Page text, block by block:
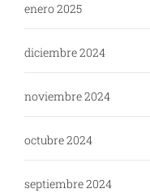
enero 2025
diciembre 2024
noviembre 2024
octubre 2024
septiembre 2024